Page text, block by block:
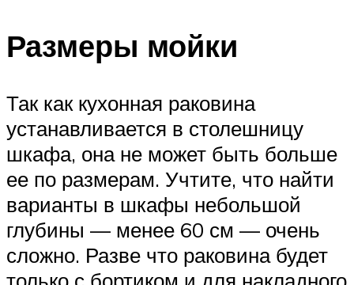
Размеры мойки
Так как кухонная раковина
устанавливается в столешницу
шкафа, она не может быть больше
ее по размерам. Учтите, что найти
варианты в шкафы небольшой
глубины — менее 60 см — очень
сложно. Разве что раковина будет